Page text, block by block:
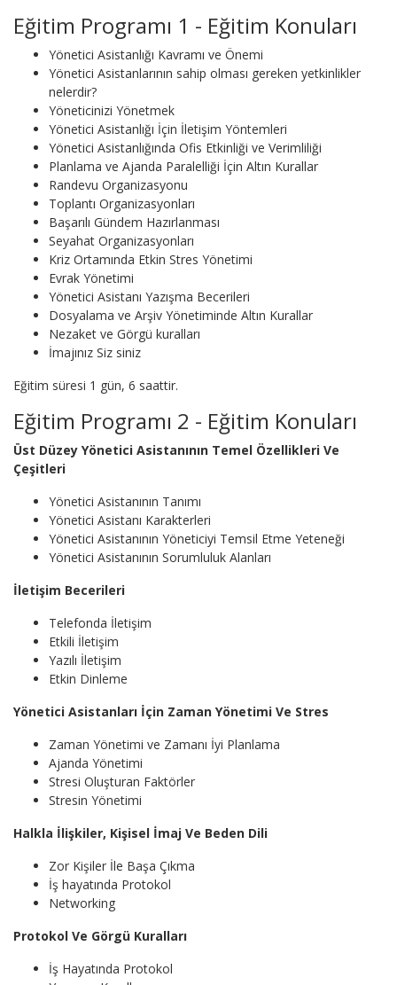
Eğitim Programı 1 - Eğitim Konuları
Yönetici Asistanlığı Kavramı ve Önemi
Yönetici Asistanlarının sahip olması gereken yetkinlikler
nelerdir?
Yöneticinizi Yönetmek
Yönetici Asistanlığı İçin İletişim Yöntemleri
Yönetici Asistanlığında Ofis Etkinliği ve Verimliliği
Planlama ve Ajanda Paralelliği İçin Altın Kurallar
Randevu Organizasyonu
Toplantı Organizasyonları
Başarılı Gündem Hazırlanması
Seyahat Organizasyonları
Kriz Ortamında Etkin Stres Yönetimi
Evrak Yönetimi
Yönetici Asistanı Yazışma Becerileri
Dosyalama ve Arşiv Yönetiminde Altın Kurallar
Nezaket ve Görgü kuralları
İmajınız Siz siniz
Eğitim süresi 1 gün, 6 saattir.
Eğitim Programı 2 - Eğitim Konuları
Üst Düzey Yönetici Asistanının Temel Özellikleri Ve
Çeşitleri
Yönetici Asistanının Tanımı
Yönetici Asistanı Karakterleri
Yönetici Asistanının Yöneticiyi Temsil Etme Yeteneği
Yönetici Asistanının Sorumluluk Alanları
İletişim Becerileri
Telefonda İletişim
Etkili İletişim
Yazılı İletişim
Etkin Dinleme
Yönetici Asistanları İçin Zaman Yönetimi Ve Stres
Zaman Yönetimi ve Zamanı İyi Planlama
Ajanda Yönetimi
Stresi Oluşturan Faktörler
Stresin Yönetimi
Halkla İlişkiler, Kişisel İmaj Ve Beden Dili
Zor Kişiler İle Başa Çıkma
İş hayatında Protokol
Networking
Protokol Ve Görgü Kuralları
İş Hayatında Protokol